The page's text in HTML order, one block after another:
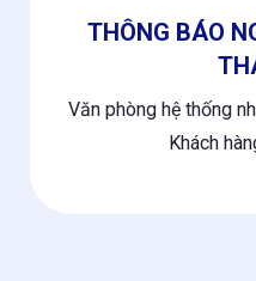
THÔNG BÁO
Văn phòng hệ thống
Khách